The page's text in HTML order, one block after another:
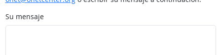
Su mensaje